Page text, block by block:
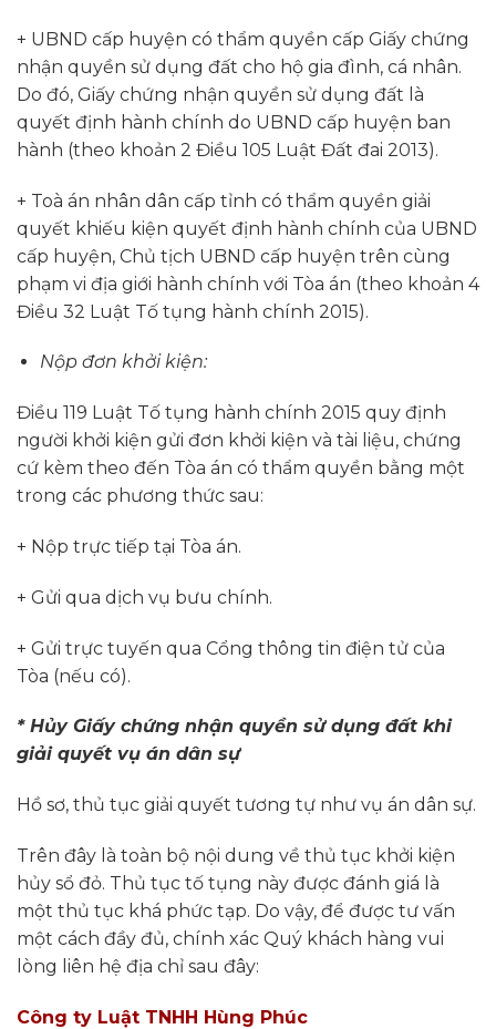
+ UBND cấp huyện có thẩm quyền cấp Giấy chứng
nhận quyền sử dụng đất cho hộ gia đình, cá nhân.
Do đó, Giấy chứng nhận quyền sử dụng đất là
quyết định hành chính do UBND cấp huyện ban
hành (theo khoản 2 Điều 105 Luật Đất đai 2013).
+ Toà án nhân dân cấp tỉnh có thẩm quyền giải
quyết khiếu kiện quyết định hành chính của UBND
cấp huyện, Chủ tịch UBND cấp huyện trên cùng
phạm vi địa giới hành chính với Tòa án (theo khoản 4
Điều 32 Luật Tố tụng hành chính 2015).
Nộp đơn khởi kiện:
Điều 119 Luật Tố tụng hành chính 2015 quy định
người khởi kiện gửi đơn khởi kiện và tài liệu, chứng
cứ kèm theo đến Tòa án có thẩm quyền bằng một
trong các phương thức sau:
+ Nộp trực tiếp tại Tòa án.
+ Gửi qua dịch vụ bưu chính.
+ Gửi trực tuyến qua Cổng thông tin điện tử của
Tòa (nếu có).
* Hủy Giấy chứng nhận quyền sử dụng đất khi
giải quyết vụ án dân sự
Hồ sơ, thủ tục giải quyết tương tự như vụ án dân sự.
Trên đây là toàn bộ nội dung về thủ tục khởi kiện
hủy sổ đỏ. Thủ tục tố tụng này được đánh giá là
một thủ tục khá phức tạp. Do vậy, để được tư vấn
một cách đầy đủ, chính xác Quý khách hàng vui
lòng liên hệ địa chỉ sau đây:
Công ty Luật TNHH Hùng Phúc